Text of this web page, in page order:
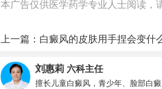
本广告仅供医学药学专业人士阅读，
上一篇： 白癜风的皮肤用手捏会变什
刘惠莉 六科主任
擅长儿童白癜风，青少年、脸部白